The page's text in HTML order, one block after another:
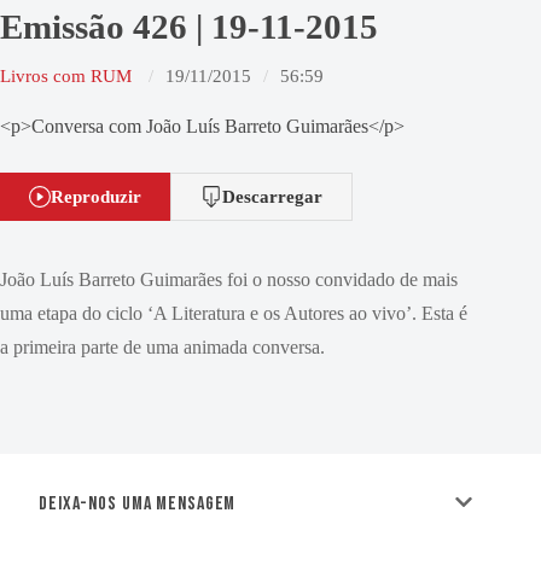
Emissão 426 | 19-11-2015
Livros com RUM 19/11/2015 56:59
<p>Conversa com João Luís Barreto Guimarães</p>
Reproduzir Descarregar
João Luís Barreto Guimarães foi o nosso convidado de mais
uma etapa do ciclo ‘A Literatura e os Autores ao vivo’. Esta é
a primeira parte de uma animada conversa.
Deixa-nos uma mensagem